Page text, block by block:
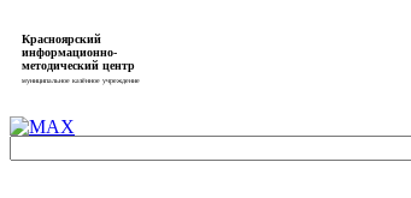
Красноярский
информационно-
методический центр
муниципальное казённое учреждение